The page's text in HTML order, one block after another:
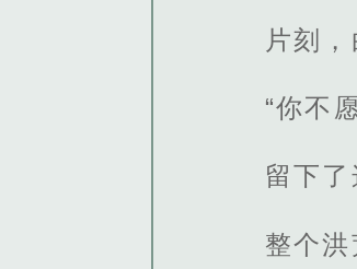
片刻
“你不
留下
整个洪